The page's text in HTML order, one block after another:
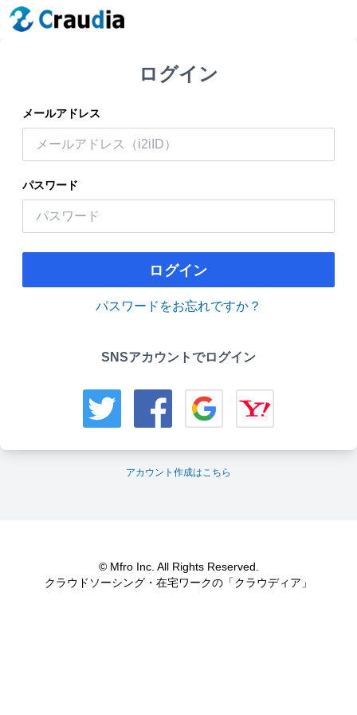
ログイン
メールアドレス
パスワード
ログイン
パスワードをお忘れですか？
SNSアカウントでログイン
アカウント作成はこちら
© Mfro Inc. All Rights Reserved.
クラウドソーシング・在宅ワークの「クラウディア」